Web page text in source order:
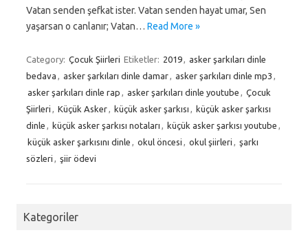
Vatan senden şefkat ister. Vatan senden hayat umar, Sen
yaşarsan o canlanır; Vatan… Read More »
Category: Çocuk Şiirleri Etiketler: 2019
asker şarkıları dinle
bedava
asker şarkıları dinle damar asker şarkıları dinle mp3
asker şarkıları dinle rap
asker şarkıları dinle youtube
Çocuk
Şiirleri
Küçük Asker küçük asker şarkısı
küçük asker şarkısı
dinle
küçük asker şarkısı notaları küçük asker şarkısı youtube
küçük asker şarkısını dinle
okul öncesi okul şiirleri
şarkı
sözleri
şiir ödevi
Kategoriler